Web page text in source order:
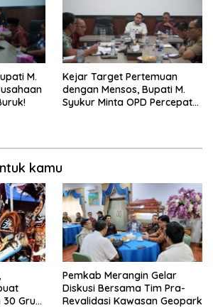
M.
Kejar Target Pertemuan
dengan Mensos, Bupati M.
Syukur Minta OPD Percepat
kamu
30 Grup
Pemkab Merangin Gelar
Diskusi Bersama Tim Pra-
Revalidasi Kawasan Geopark